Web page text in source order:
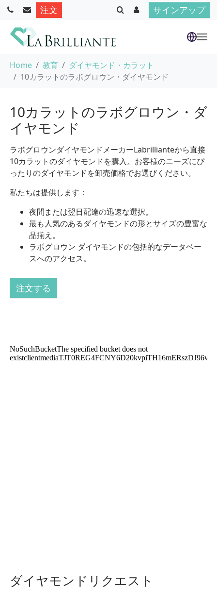
Skip to main content
注文 サインアップ
You are here:
Home 教育
ダイヤモンド・カラット
10カラットのラボグロウン・ダイヤモンド
10カラットのラボグロウン・ダ
イヤモンド
ラボグロウンダイヤモンドメーカーLabrillianteから直接
10カラットのダイヤモンドを購入。お客様のニーズにぴ
ったりのダイヤモンドを卸売価格でお選びください。
私たちは提供します：
夜間または翌日配達の迅速な選択。
最も人気のあるダイヤモンドの形とサイズの豊富な
品揃え。
ラボグロウン ダイヤモンドの包括的なデータベー
スへのアクセス。
注文する
ダイヤモンドリクエスト